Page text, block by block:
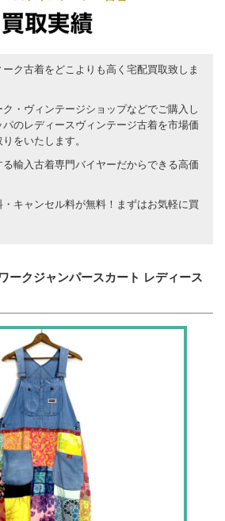
ク古着をどこよりも高く宅配買取致しま
・ヴィンテージショップなどでご購入し
のレディースヴィンテージ古着を市場価
をいたします。
輸入古着専門バイヤーだからできる高価
キャンセル料が無料！まずはお気軽に買
ークジャンパースカート レディース